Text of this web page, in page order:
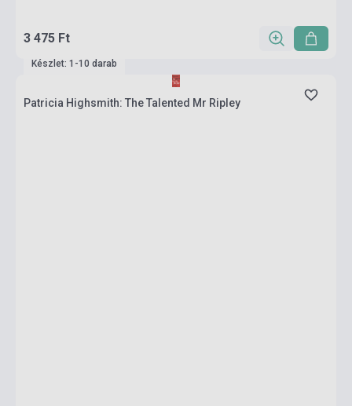
3 475 Ft
Készlet: 1-10 darab
Patricia Highsmith: The Talented Mr Ripley